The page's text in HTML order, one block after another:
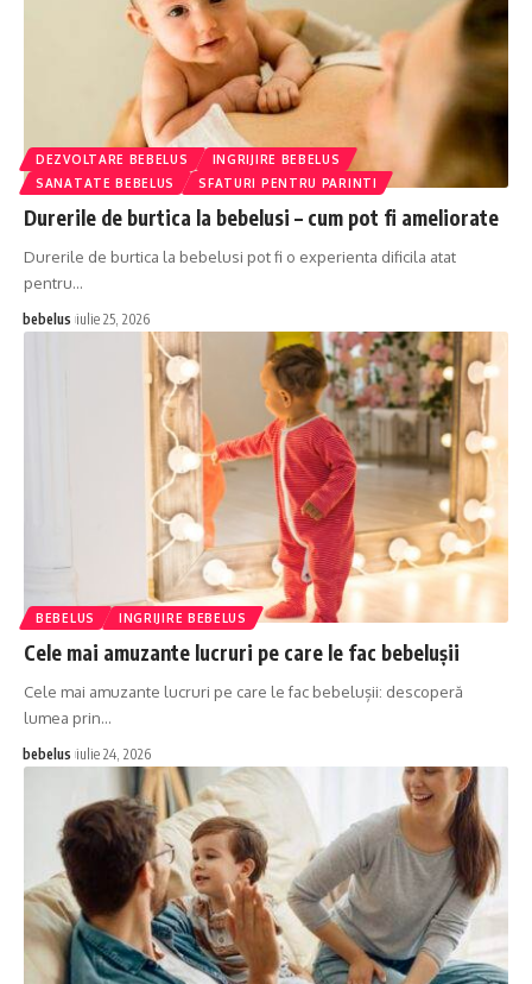
DEZVOLTARE BEBELUS
INGRIJIRE BEBELUS
SANATATE BEBELUS
SFATURI PENTRU PARINTI
Durerile de burtica la bebelusi – cum pot fi ameliorate
Durerile de burtica la bebelusi pot fi o experienta dificila atat
pentru…
bebelus iulie 25, 2026
BEBELUS INGRIJIRE BEBELUS
Cele mai amuzante lucruri pe care le fac bebelușii
Cele mai amuzante lucruri pe care le fac bebelușii: descoperă
lumea prin…
bebelus iulie 24, 2026